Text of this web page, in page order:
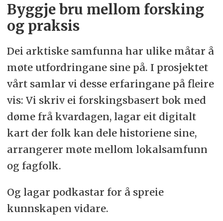
Byggje bru mellom forsking
og praksis
Dei arktiske samfunna har ulike måtar å
møte utfordringane sine på. I prosjektet
vårt samlar vi desse erfaringane på fleire
vis: Vi skriv ei forskingsbasert bok med
døme frå kvardagen, lagar eit digitalt
kart der folk kan dele historiene sine,
arrangerer møte mellom lokalsamfunn
og fagfolk.
Og lagar podkastar for å spreie
kunnskapen vidare.